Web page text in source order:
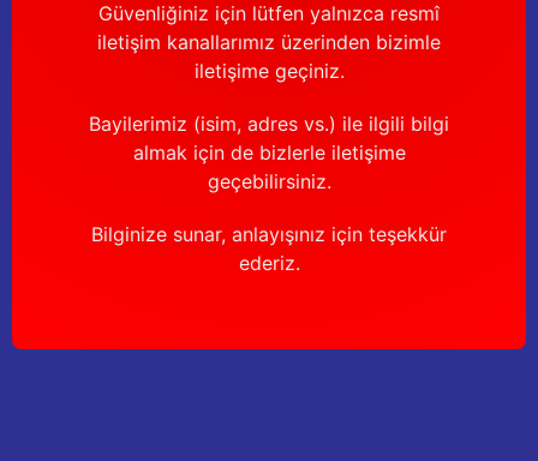
Güvenliğiniz için lütfen yalnızca resmî
iletişim kanallarımız üzerinden bizimle
iletişime geçiniz.
Bayilerimiz (isim, adres vs.) ile ilgili bilgi
almak için de bizlerle iletişime
geçebilirsiniz.
Bilginize sunar, anlayışınız için teşekkür
ederiz.